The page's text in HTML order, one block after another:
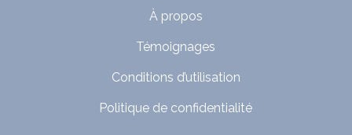
À propos
Témoignages
Conditions d’utilisation
Politique de confidentialité